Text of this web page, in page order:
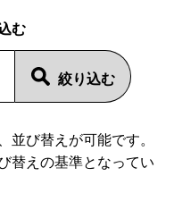
む
び替えが可能です。
替えの基準となってい